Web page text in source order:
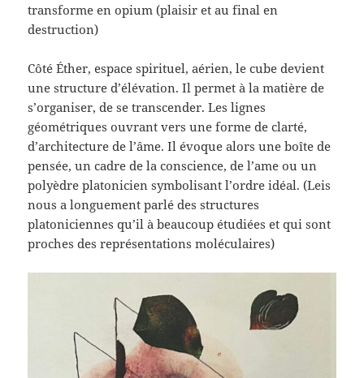
transforme en opium (plaisir et au final en
destruction)
Côté Éther, espace spirituel, aérien, le cube devient
une structure d’élévation. Il permet à la matière de
s’organiser, de se transcender. Les lignes
géométriques ouvrant vers une forme de clarté,
d’architecture de l’âme. Il évoque alors une boîte de
pensée, un cadre de la conscience, de l’ame ou un
polyèdre platonicien symbolisant l’ordre idéal. (Leis
nous a longuement parlé des structures
platoniciennes qu’il à beaucoup étudiées et qui sont
proches des représentations moléculaires)